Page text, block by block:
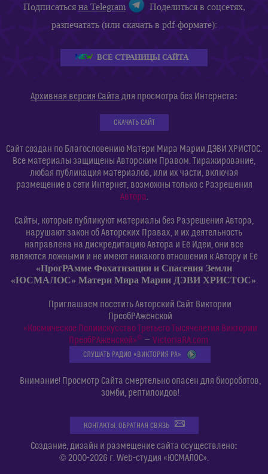
Подписатьсяна Telegram
Поделиться в соцсетях,
разпечатать (или скачать в pdf-формате):
ВСЕ СТРАНИЦЫ САЙТА
Архивная версия Сайта для просмотра без Интернета:
СКАЧАТЬ САЙТ
Сайт создан по Благословению Матери Мира Марии ДЭВИ ХРИСТОС.
Все материалы защищены Авторским Правом. Тиражирование,
любая публикация материалов, или их части, включая
размещение в сети Интернет, возможны только с Разрешения
Автора.
Сайты, которые публикуют материалы без Разрешения Автора,
нарушают закон об Авторских Правах, и их деятельность
направлена на дискредитацию Автора и Её Идеи, они все
являются ложными и не имеют никакого отношения к Автору и Её
«ПрогРАмме Фохатизации и Спасения Земли
«ЮСМАЛОС» Матери Мира Марии ДЭВИ ХРИСТОС».
Приглашаем посетить Авторский Сайт Виктории
ПреобРАженской
«Космическое Полиискусство Третьего Тысячелетия Виктории
ПреобРАженской»©— VictoriaRA.com
СЛУШАТЬ РАДИО «ВИКТОРИЯ РА»
Внимание! Просмотр Сайта смертельно опасен для биороботов,
зомби, рептилоидов!
КОНТАКТЫ. ОБРАТНАЯ СВЯЗЬ
Создание, дизайн и размещение сайта осуществлено:
© 2000-2026 г. Web-студия «ЮСМАЛОС».